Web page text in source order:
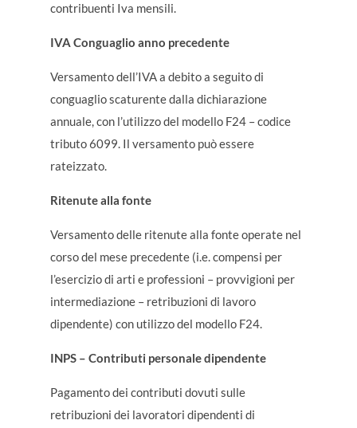
contribuenti Iva mensili.
IVA Conguaglio anno precedente
Versamento dell’IVA a debito a seguito di
conguaglio scaturente dalla dichiarazione
annuale, con l’utilizzo del modello F24 – codice
tributo 6099. Il versamento può essere
rateizzato.
Ritenute alla fonte
Versamento delle ritenute alla fonte operate nel
corso del mese precedente (i.e. compensi per
l’esercizio di arti e professioni – provvigioni per
intermediazione – retribuzioni di lavoro
dipendente) con utilizzo del modello F24.
INPS – Contributi personale dipendente
Pagamento dei contributi dovuti sulle
retribuzioni dei lavoratori dipendenti di